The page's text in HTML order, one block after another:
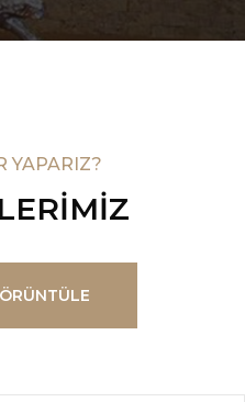
YAPARIZ?